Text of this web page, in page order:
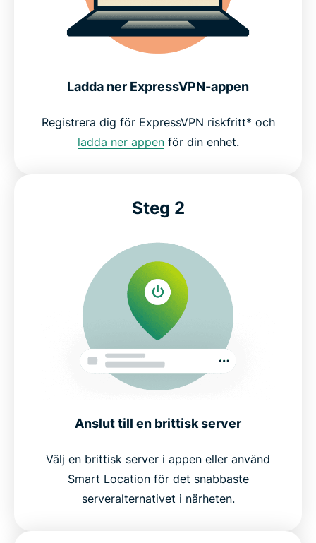
Ladda ner ExpressVPN-appen
Registrera dig för ExpressVPN riskfritt* och
ladda ner appenför din enhet.
Steg 2
Anslut till en brittisk server
Välj en brittisk server i appen eller använd
Smart Location för det snabbaste
serveralternativet i närheten.